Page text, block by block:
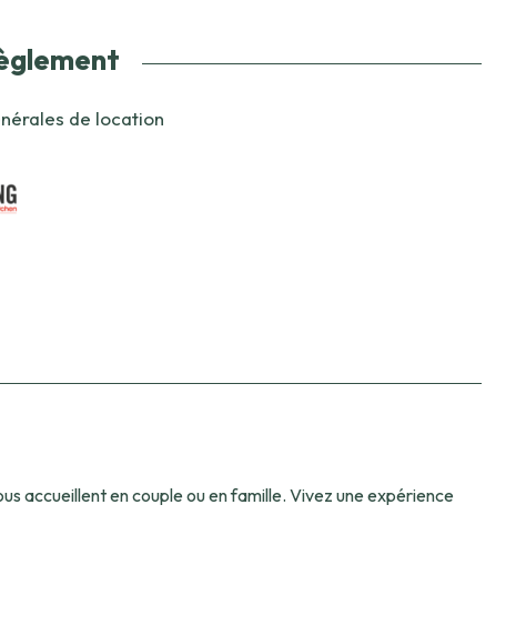
de location
accueillent en couple ou en famille. Vivez une expérience